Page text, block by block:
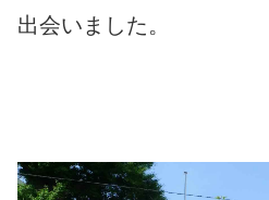
出会いました。